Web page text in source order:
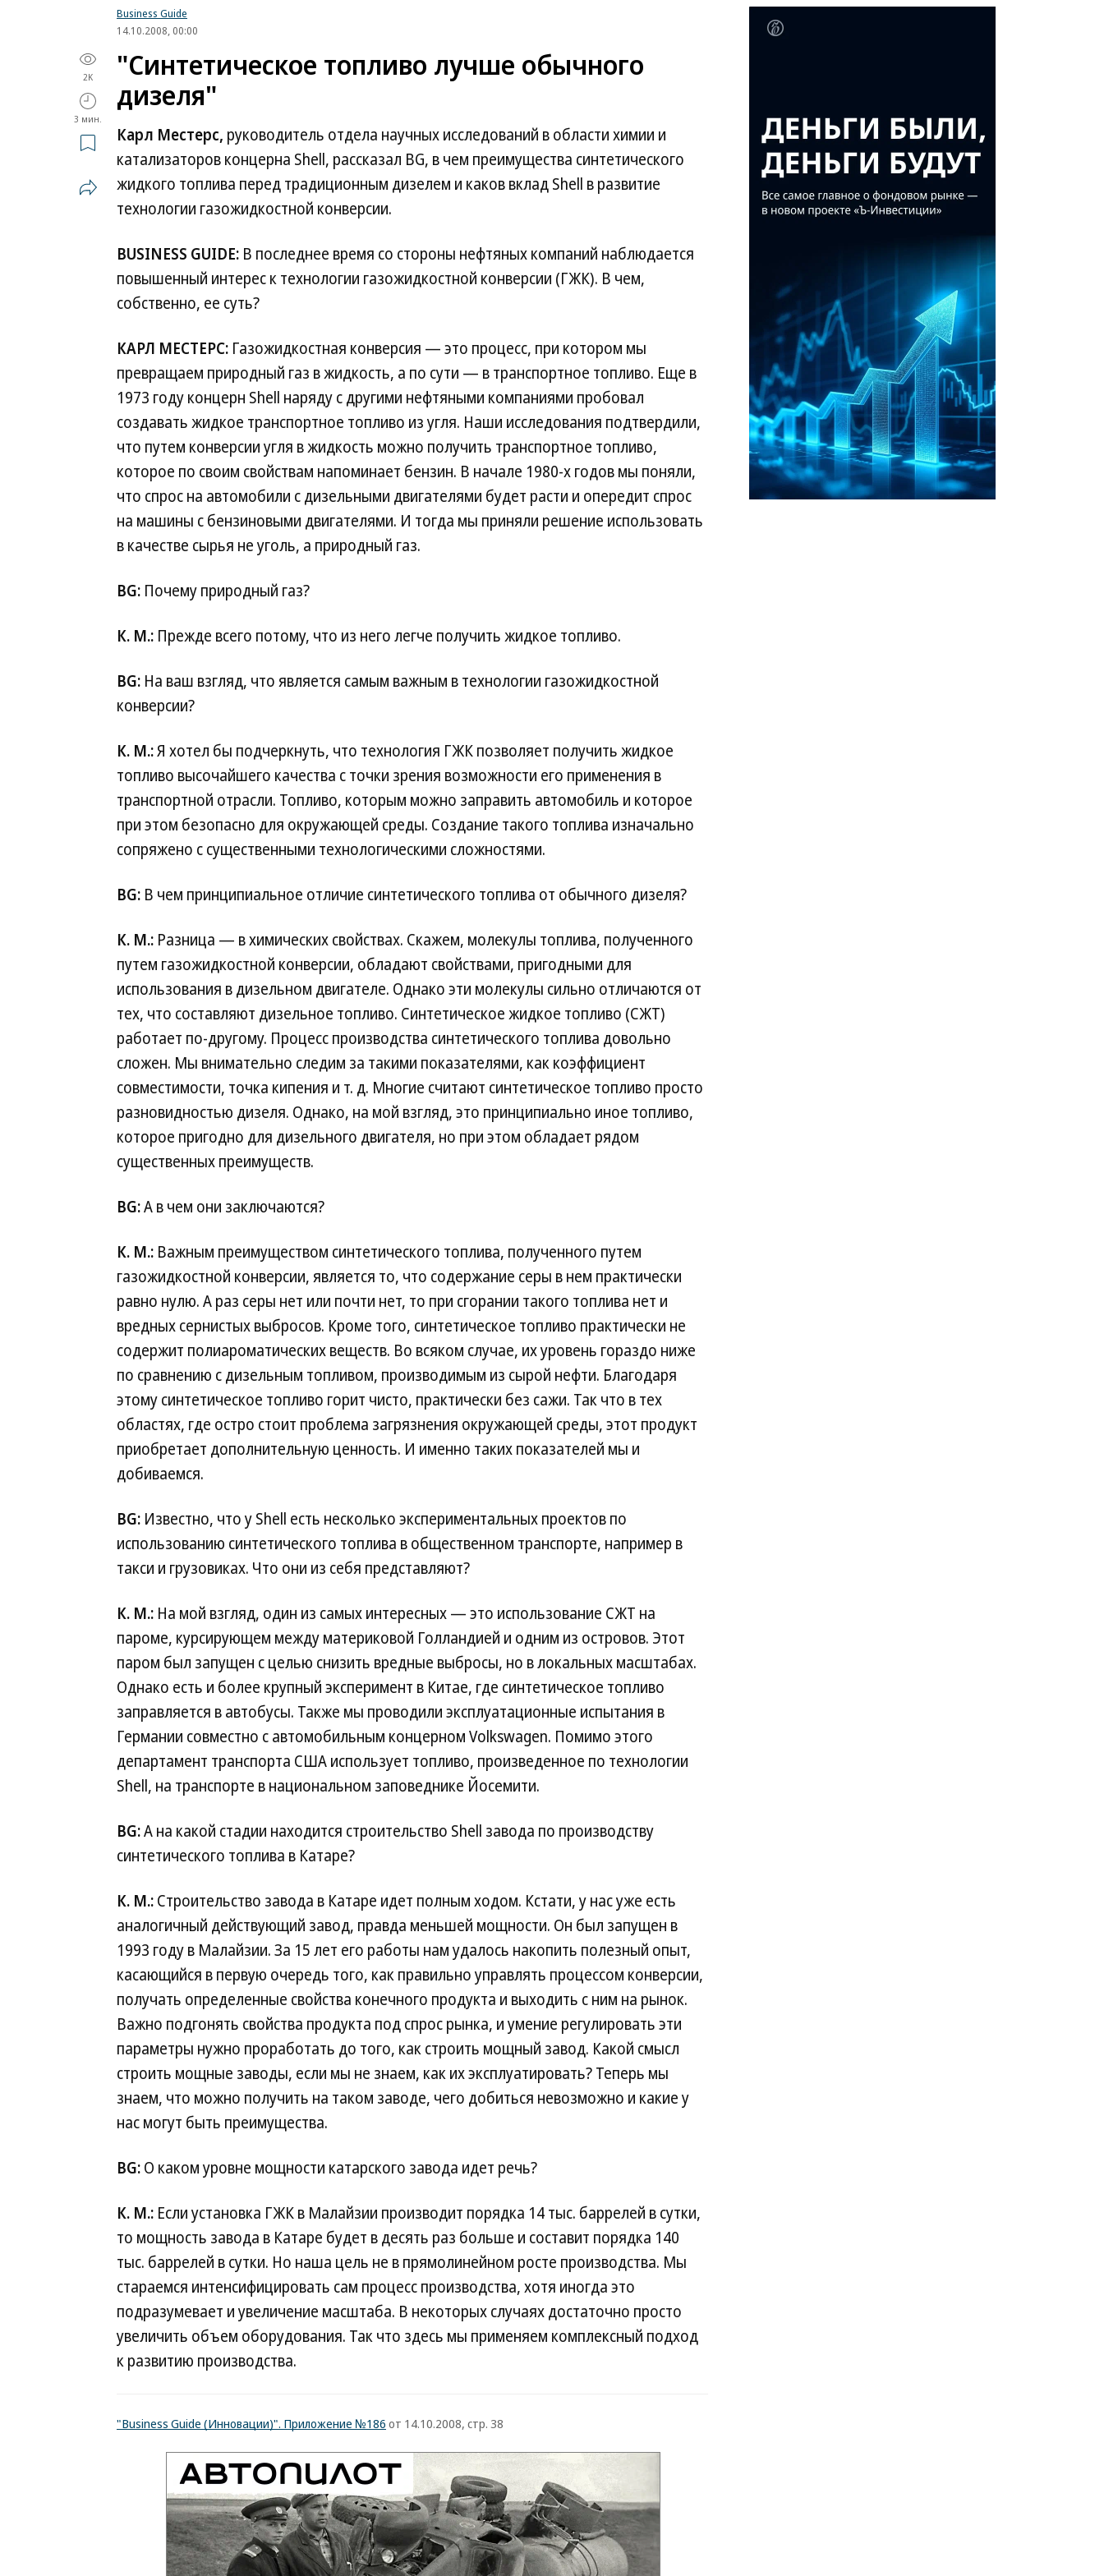
Business Guide
14.10.2008, 00:00
2K
3 мин.
"Синтетическое топливо лучше обычного
дизеля"
Карл Местерс, руководитель отдела научных исследований в области химии и
катализаторов концерна Shell, рассказал BG, в чем преимущества синтетического
жидкого топлива перед традиционным дизелем и каков вклад Shell в развитие
технологии газожидкостной конверсии.
BUSINESS GUIDE: В последнее время со стороны нефтяных компаний наблюдается
повышенный интерес к технологии газожидкостной конверсии (ГЖК). В чем,
собственно, ее суть?
КАРЛ МЕСТЕРС: Газожидкостная конверсия — это процесс, при котором мы
превращаем природный газ в жидкость, а по сути — в транспортное топливо. Еще в
1973 году концерн Shell наряду с другими нефтяными компаниями пробовал
создавать жидкое транспортное топливо из угля. Наши исследования подтвердили,
что путем конверсии угля в жидкость можно получить транспортное топливо,
которое по своим свойствам напоминает бензин. В начале 1980-х годов мы поняли,
что спрос на автомобили с дизельными двигателями будет расти и опередит спрос
на машины с бензиновыми двигателями. И тогда мы приняли решение использовать
в качестве сырья не уголь, а природный газ.
BG: Почему природный газ?
К. М.: Прежде всего потому, что из него легче получить жидкое топливо.
BG: На ваш взгляд, что является самым важным в технологии газожидкостной
конверсии?
К. М.:Я хотел бы подчеркнуть, что технология ГЖК позволяет получить жидкое
топливо высочайшего качества с точки зрения возможности его применения в
транспортной отрасли. Топливо, которым можно заправить автомобиль и которое
при этом безопасно для окружающей среды. Создание такого топлива изначально
сопряжено с существенными технологическими сложностями.
BG: В чем принципиальное отличие синтетического топлива от обычного дизеля?
К. М.: Разница — в химических свойствах. Скажем, молекулы топлива, полученного
путем газожидкостной конверсии, обладают свойствами, пригодными для
использования в дизельном двигателе. Однако эти молекулы сильно отличаются от
тех, что составляют дизельное топливо. Синтетическое жидкое топливо (СЖТ)
работает по-другому. Процесс производства синтетического топлива довольно
сложен. Мы внимательно следим за такими показателями, как коэффициент
совместимости, точка кипения и т. д. Многие считают синтетическое топливо просто
разновидностью дизеля. Однако, на мой взгляд, это принципиально иное топливо,
которое пригодно для дизельного двигателя, но при этом обладает рядом
существенных преимуществ.
BG:А в чем они заключаются?
К. М.: Важным преимуществом синтетического топлива, полученного путем
газожидкостной конверсии, является то, что содержание серы в нем практически
равно нулю. А раз серы нет или почти нет, то при сгорании такого топлива нет и
вредных сернистых выбросов. Кроме того, синтетическое топливо практически не
содержит полиароматических веществ. Во всяком случае, их уровень гораздо ниже
по сравнению с дизельным топливом, производимым из сырой нефти. Благодаря
этому синтетическое топливо горит чисто, практически без сажи. Так что в тех
областях, где остро стоит проблема загрязнения окружающей среды, этот продукт
приобретает дополнительную ценность. И именно таких показателей мы и
добиваемся.
BG: Известно, что у Shell есть несколько экспериментальных проектов по
использованию синтетического топлива в общественном транспорте, например в
такси и грузовиках. Что они из себя представляют?
К. М.: На мой взгляд, один из самых интересных — это использование СЖТ на
пароме, курсирующем между материковой Голландией и одним из островов. Этот
паром был запущен с целью снизить вредные выбросы, но в локальных масштабах.
Однако есть и более крупный эксперимент в Китае, где синтетическое топливо
заправляется в автобусы. Также мы проводили эксплуатационные испытания в
Германии совместно с автомобильным концерном Volkswagen. Помимо этого
департамент транспорта США использует топливо, произведенное по технологии
Shell, на транспорте в национальном заповеднике Йосемити.
BG:А на какой стадии находится строительство Shell завода по производству
синтетического топлива в Катаре?
К. М.:Строительство завода в Катаре идет полным ходом. Кстати, у нас уже есть
аналогичный действующий завод, правда меньшей мощности. Он был запущен в
1993 году в Малайзии. За 15 лет его работы нам удалось накопить полезный опыт,
касающийся в первую очередь того, как правильно управлять процессом конверсии,
получать определенные свойства конечного продукта и выходить с ним на рынок.
Важно подгонять свойства продукта под спрос рынка, и умение регулировать эти
параметры нужно проработать до того, как строить мощный завод. Какой смысл
строить мощные заводы, если мы не знаем, как их эксплуатировать? Теперь мы
знаем, что можно получить на таком заводе, чего добиться невозможно и какие у
нас могут быть преимущества.
BG:О каком уровне мощности катарского завода идет речь?
К. М.: Если установка ГЖК в Малайзии производит порядка 14 тыс. баррелей в сутки,
то мощность завода в Катаре будет в десять раз больше и составит порядка 140
тыс. баррелей в сутки. Но наша цель не в прямолинейном росте производства. Мы
стараемся интенсифицировать сам процесс производства, хотя иногда это
подразумевает и увеличение масштаба. В некоторых случаях достаточно просто
увеличить объем оборудования. Так что здесь мы применяем комплексный подход
к развитию производства.
"Business Guide (Инновации)". Приложение №186 от 14.10.2008, стр. 38